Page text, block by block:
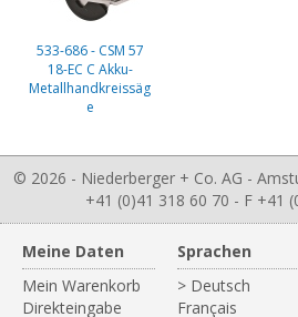
533-686 - CSM 57
18-EC C Akku-
Metallhandkreissäg
e
© 2026 - Niederberger + Co. AG -
+41 (0)41 318 60 70 - F +41
Meine Daten
Mein Warenkorb
Direkteingabe
Sprachen
> Deutsch
Français